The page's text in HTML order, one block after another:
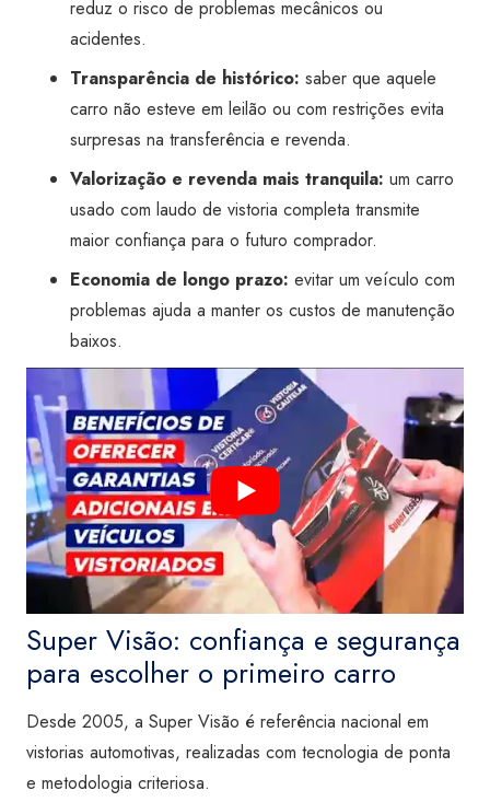
reduz o risco de problemas mecânicos ou
acidentes.
Transparência de histórico: saber que aquele
carro não esteve em leilão ou com restrições evita
surpresas na transferência e revenda.
Valorização e revenda mais tranquila: um carro
usado com laudo de vistoria completa transmite
maior confiança para o futuro comprador.
Economia de longo prazo: evitar um veículo com
problemas ajuda a manter os custos de manutenção
baixos.
Super Visão: confiança e segurança
para escolher o primeiro carro
Desde 2005, a Super Visão é referência nacional em
vistorias automotivas, realizadas com tecnologia de ponta
e metodologia criteriosa.